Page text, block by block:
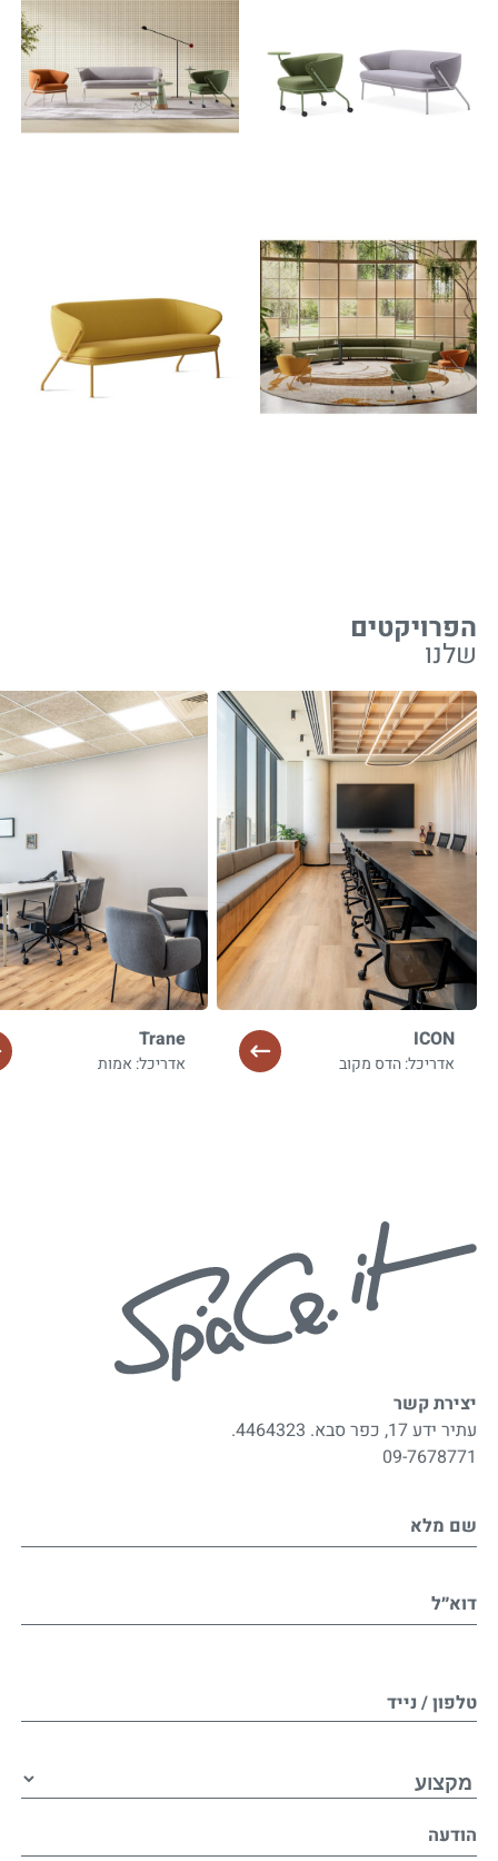
הפרויקטים
שלנו
ICON
אדריכל: הדס מקוב
Trane
אדריכל: אמות
יצירת קשר
עתיר ידע 17, כפר סבא. 4464323.
09-7678771
שם מלא
דוא״ל
טלפון / נייד
הודעה